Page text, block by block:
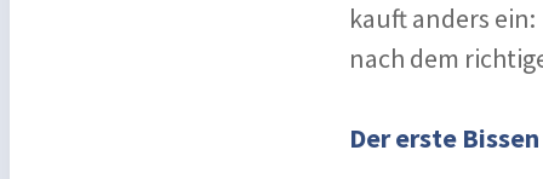
kauft anders
nach dem
Der erste